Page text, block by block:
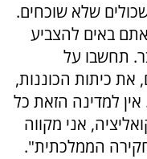
שלא שוכחים.
באים להצביע
תחשבו על
כיתות הכוננות,
למדינה הזאת כל
אני מקווה
הממלכתית".